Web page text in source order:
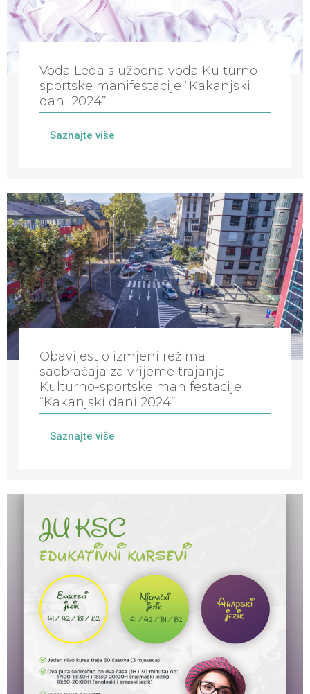
Voda Leda službena voda Kulturno-
sportske manifestacije “Kakanjski
dani 2024”
Saznajte više
Obavijest o izmjeni režima
saobraćaja za vrijeme trajanja
Kulturno-sportske manifestacije
“Kakanjski dani 2024”
Saznajte više